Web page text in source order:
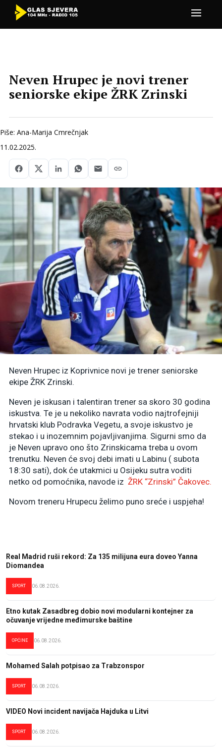
Neven Hrupec je novi trener
seniorske ekipe ŽRK Zrinski
Piše: Ana-Marija Cmrečnjak
11.02.2025.
Neven Hrupec iz Koprivnice novi je trener seniorske
ekipe ŽRK Zrinski.
Neven je iskusan i talentiran trener sa skoro 30 godina
iskustva. Te je u nekoliko navrata vodio najtrofejniji
hrvatski klub Podravka Vegetu, a svoje iskustvo je
stekao i u inozemnim pojavljivanjima. Sigurni smo da
je Neven upravo ono što Zrinskicama treba u ovom
trenutku. Neven će svoj debi imati u Labinu ( subota
18:30 sati), dok će utakmici u Osijeku sutra voditi
netko od pomoćnika, navode iz ŽRK “Zrinski” Čakovec.
Novom treneru Hrupecu želimo puno sreće i uspjeha!
Real Madrid ruši rekord: Za 135 milijuna eura doveo Yanna
Diomandea
SPORT 06.08.2026.
Etno kutak Zasadbreg dobio novi modularni kontejner za
očuvanje vrijedne međimurske baštine
OPĆINE 06.08.2026.
Mohamed Salah potpisao za Trabzonspor
SPORT 06.08.2026.
VIDEO Novi incident navijača Hajduka u Litvi
SPORT 06.08.2026.